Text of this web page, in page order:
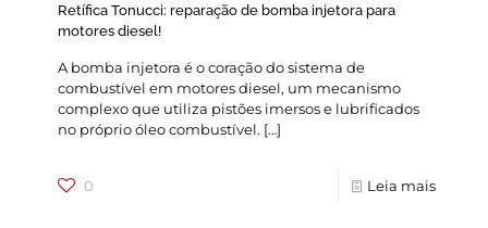
Retífica Tonucci: reparação de bomba injetora para
motores diesel!
A bomba injetora é o coração do sistema de
combustível em motores diesel, um mecanismo
complexo que utiliza pistões imersos e lubrificados
no próprio óleo combustível. […]
0 Leia mais